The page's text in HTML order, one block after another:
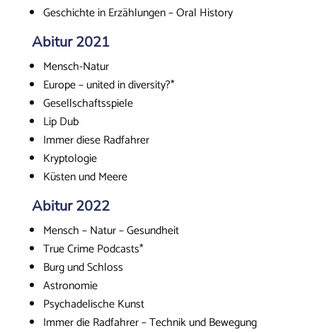
Geschichte in Erzählungen – Oral History
Abitur 2021
Mensch-Natur
Europe – united in diversity?*
Gesellschaftsspiele
Lip Dub
Immer diese Radfahrer
Kryptologie
Küsten und Meere
Abitur 2022
Mensch – Natur – Gesundheit
True Crime Podcasts*
Burg und Schloss
Astronomie
Psychadelische Kunst
Immer die Radfahrer – Technik und Bewegung